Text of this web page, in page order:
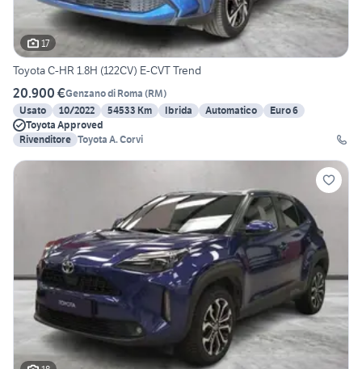
17
Toyota C-HR 1.8H (122CV) E-CVT Trend
20.900 €Genzano di Roma (RM)
Usato
10/2022 54533 Km Ibrida Automatico
Euro 6
Toyota Approved
Rivenditore Toyota A. Corvi